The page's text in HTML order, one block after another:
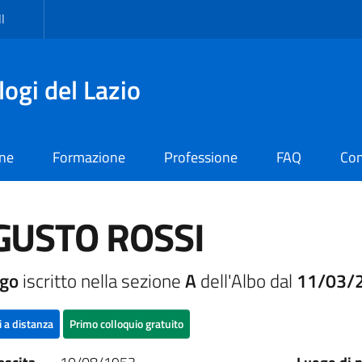
del Lazio
Formazione Professione FAQ
ROSSI
iscritto nella sezioneAdell'Albo dal 11/03/
a distanza Primo colloquio gratuito